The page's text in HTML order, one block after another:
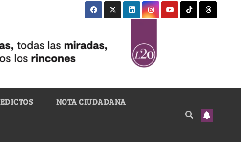
EDICTOS NOTA CIUDADANA